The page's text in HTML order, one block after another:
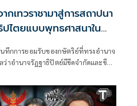
กเทวราชามาสู่การสถาปนา
ไตยแบบพุทธศาสนาใน
ามัญผลสูตรในฐานะทฤษฎี
าจรัฐเหนือแรงงานและ
ทึกการยอมรับของกษัตริย์ที่ทรงอำนาจ
าอำนาจรัฏฐาธิปัตย์มีขีดจำกัดและขีด